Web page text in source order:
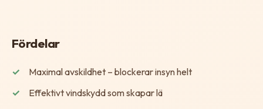
Fördelar
Maximal avskildhet – blockerar insyn helt
Effektivt vindskydd som skapar lä